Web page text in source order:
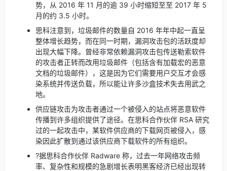
势，从 2016 年 11 月的逾 39 小时缩短至至 2017 年 5
月的约 3.5 小时。
思科注意到，垃圾邮件的数量自 2016 年年中起一直呈
整体增长趋势，而在同一时期，漏洞攻击包的活跃度却
出现大幅下降。曾经非常依赖漏洞攻击包传送勒索软件
的攻击者正转而改用垃圾邮件（包括含有加载宏的恶意
文档的垃圾邮件），这是因为它们需要用户交互才会感
染系统并传送负载，所以能让许多沙盒技术失去用武之
地。
供应链攻击为攻击者通过一个被侵入的站点将恶意软件
传播到许多组织提供了途径。在思科合作伙伴 RSA 研究
过的一起攻击中，某软件供应商的下载网页被侵入，感
染因此扩散到通过该供应商下载软件的所有组织。
?据思科合作伙伴 Radware 称，过去一年网络攻击频
率、复杂性和规模的急剧增长表明黑客经济已经出现转